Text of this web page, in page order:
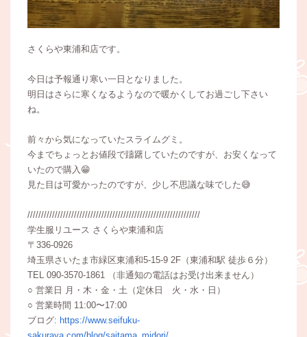
さくらや東浦和店です。
今日は予報通り寒い一日となりました。
明日はさらに寒くなるようなので暖かくしてお過ごし下さい
ね。
前々から気になっていたスライムグミ。
今までちょっとお値段で躊躇していたのですが、お安くなって
いたので購入😁
見た目は可愛かったのですが、少し不思議な味でした😅
///////////////////////////////////////////////////////////////
学生服リユース さくらや東浦和店
〒336-0926
埼玉県さいたま市緑区東浦和5-15-9 2F（東浦和駅 徒歩６分）
TEL 090-3570-1861 （非通知の電話はお受け出来ません）
○ 営業日 月・木・金・土（定休日 火・水・日）
○ 営業時間 11:00〜17:00
ブログ: https://www.seifuku-